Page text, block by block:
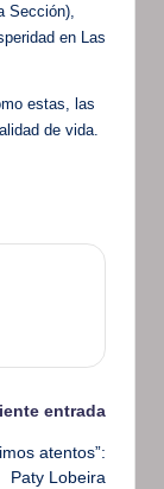
Sección),
en Las
estas, las
de vida.
entrada
atentos”:
Paty Lobeira